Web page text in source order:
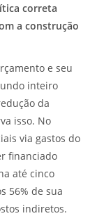
correta
a construção
e seu
inteiro
da
isso. No
via gastos do
financiado
até cinco
56% de sua
indiretos.